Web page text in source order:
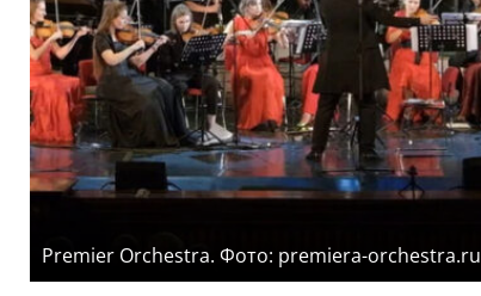
Premier Orchestra. Фото: premiera-orchestra.ru